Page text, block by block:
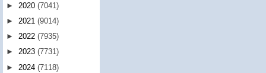
► 2020 (7041)
► 2021 (9014)
► 2022 (7935)
► 2023 (7731)
► 2024 (7118)